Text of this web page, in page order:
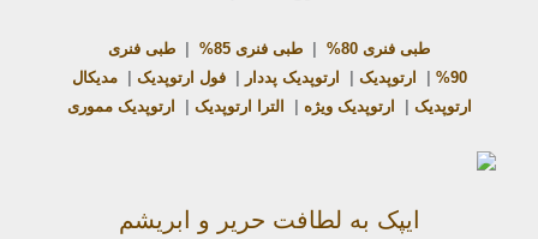
طبی فنری 80% طبی فنری 85%
طبی فنری
90%
ارتوپدیک ارتوپدیک پددار |فول ارتوپدیک |مدیکال
ارتوپدیک
ارتوپدیک ویژه الترا ارتوپدیک ارتوپدیک مموری
ایپک به لطافت حریر و ابریشم